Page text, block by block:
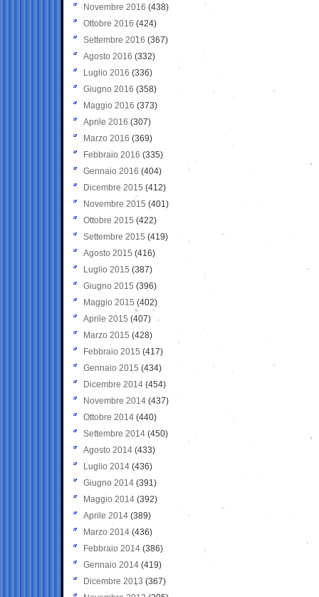
Novembre 2016 (438)
Ottobre 2016 (424)
Settembre 2016 (367)
Agosto 2016 (332)
Luglio 2016 (336)
Giugno 2016 (358)
Maggio 2016 (373)
Aprile 2016 (307)
Marzo 2016 (369)
Febbraio 2016 (335)
Gennaio 2016 (404)
Dicembre 2015 (412)
Novembre 2015 (401)
Ottobre 2015 (422)
Settembre 2015 (419)
Agosto 2015 (416)
Luglio 2015 (387)
Giugno 2015 (396)
Maggio 2015 (402)
Aprile 2015 (407)
Marzo 2015 (428)
Febbraio 2015 (417)
Gennaio 2015 (434)
Dicembre 2014 (454)
Novembre 2014 (437)
Ottobre 2014 (440)
Settembre 2014 (450)
Agosto 2014 (433)
Luglio 2014 (436)
Giugno 2014 (391)
Maggio 2014 (392)
Aprile 2014 (389)
Marzo 2014 (436)
Febbraio 2014 (386)
Gennaio 2014 (419)
Dicembre 2013 (367)